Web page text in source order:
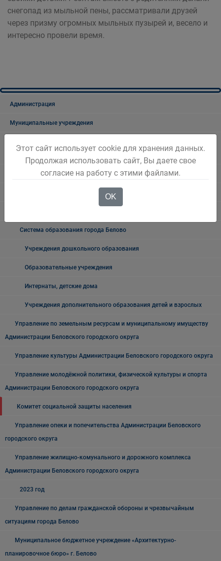
снегопад из мыльной пены, рассматривали друзей
через призму огромных мыльных пузырей и, весело и
интересно провели время.
Администрация
Муниципальные учреждения
Документы
Система образования города Белово
Учреждения дошкольного образования
Образовательные учреждения
Интернаты, детские дома
Учреждения дополнительного образования детей и взрослых
Управление по земельным ресурсам и муниципальному имуществу
Администрации Беловского городского округа
Управление культуры Администрации Беловского городского округа
Управление молодёжной политики, физической культуры и спорта
Администрации Беловского городского округа
Комитет социальной защиты населения
Управление опеки и попечительства Администрации Беловского
городского округа
Управление жилищно-комунального и дорожного комплекса
Администрации Беловского городского округа
2023 год
Управление по делам гражданской обороны и чрезвычайным
ситуациям города Белово
Муниципальное бюджетное учреждение «Архитектурно-
планировочное бюро» г. Белово
Этот сайт использует cookie для хранения данных.
Продолжая использовать сайт, Вы даете свое
согласие на работу с этими файлами.
OK